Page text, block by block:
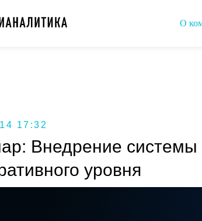
О
17:32
Внедрение системы
уровня